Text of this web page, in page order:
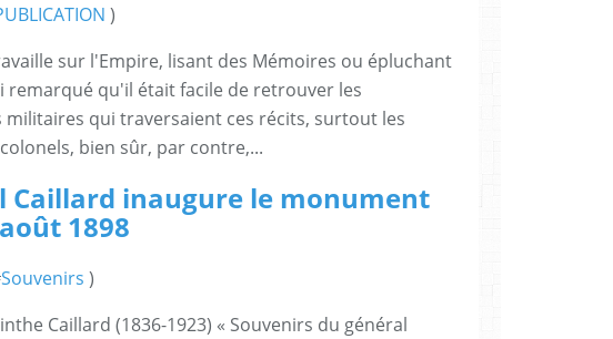
)
sur l'Empire, lisant des Mémoires ou épluchant
remarqué qu'il était facile de retrouver les
militaires qui traversaient ces récits, surtout les
bien sûr, par contre,...
Caillard inaugure le monument
1898
Souvenirs )
Caillard (1836-1923) « Souvenirs du général